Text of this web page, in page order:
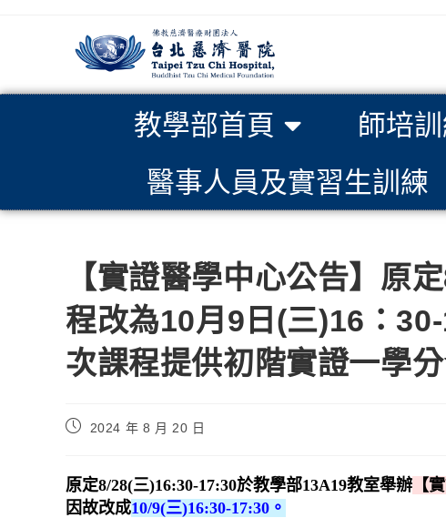
教學部首頁 師培
醫事人員及實習生訓練
【實證醫學中心公告】原
程改為10月9日(三)16：
次課程提供初階實證一
2024 年 8 月 20 日
原定8/28(三)16:30-17:30於教學部13A19教室舉辦 【
因故改成10/9(三)16:30-17:30。